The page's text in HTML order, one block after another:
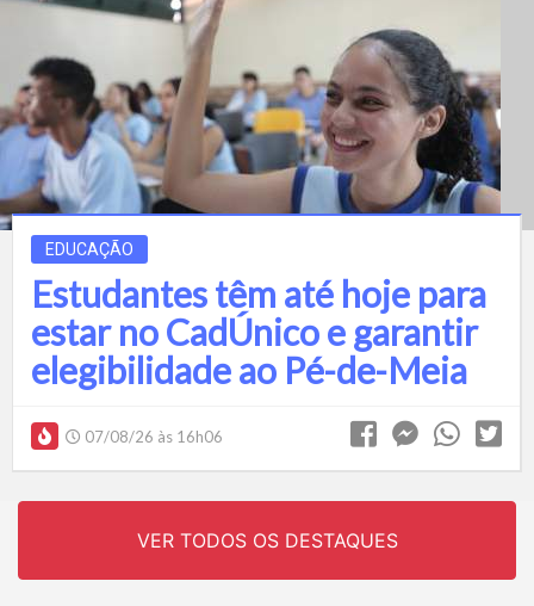
EDUCAÇÃO
Estudantes têm até hoje para
estar no CadÚnico e garantir
elegibilidade ao Pé-de-Meia
07/08/26 às 16h06
VER TODOS OS DESTAQUES